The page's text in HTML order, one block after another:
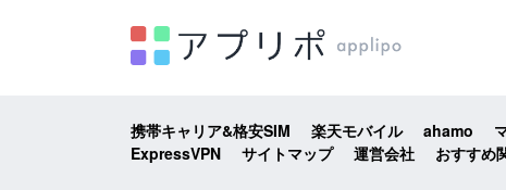
携帯キャリア&格安SIM 楽天モバイル ahamo
ExpressVPN
サイトマップ 運営会社 おすすめ